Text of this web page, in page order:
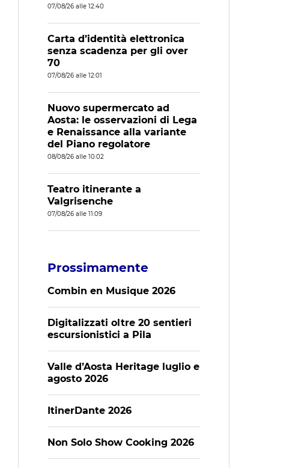
07/08/26 alle 12:40
Carta d’identità elettronica
senza scadenza per gli over
70
07/08/26 alle 12:01
Nuovo supermercato ad
Aosta: le osservazioni di Lega
e Renaissance alla variante
del Piano regolatore
08/08/26 alle 10:02
Teatro itinerante a
Valgrisenche
07/08/26 alle 11:09
Prossimamente
Combin en Musique 2026
Digitalizzati oltre 20 sentieri
escursionistici a Pila
Valle d’Aosta Heritage luglio e
agosto 2026
ItinerDante 2026
Non Solo Show Cooking 2026